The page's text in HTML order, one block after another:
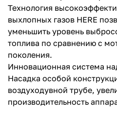
Технология
выхлопных газов HERE
уменьшить уровень
топлива по сравнению с
поколения.
Инновационная система
Насадка особой
воздуходувной трубе,
производительность